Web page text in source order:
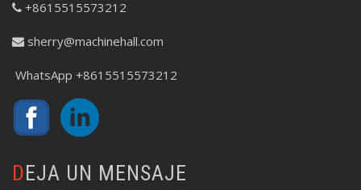
+8615515573212
sherry@machinehall.com
WhatsApp +8615515573212
DEJA UN MENSAJE